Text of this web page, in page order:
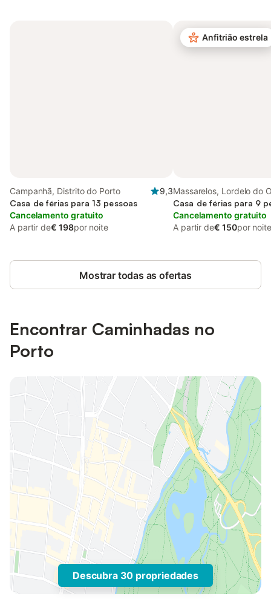
Campanhã, Distrito do Porto
9,3
Casa de férias para 13 pessoas
Cancelamento gratuito
A partir de€ 198por noite
Anfitrião estrela
Massarelos, Lordelo do
Massarelos
Casa de férias para 9
Cancelamento gratuito
A partir de€ 150por noite
Mostrar todas as ofertas
Encontrar Caminhadas no
Porto
Descubra 30 propriedades